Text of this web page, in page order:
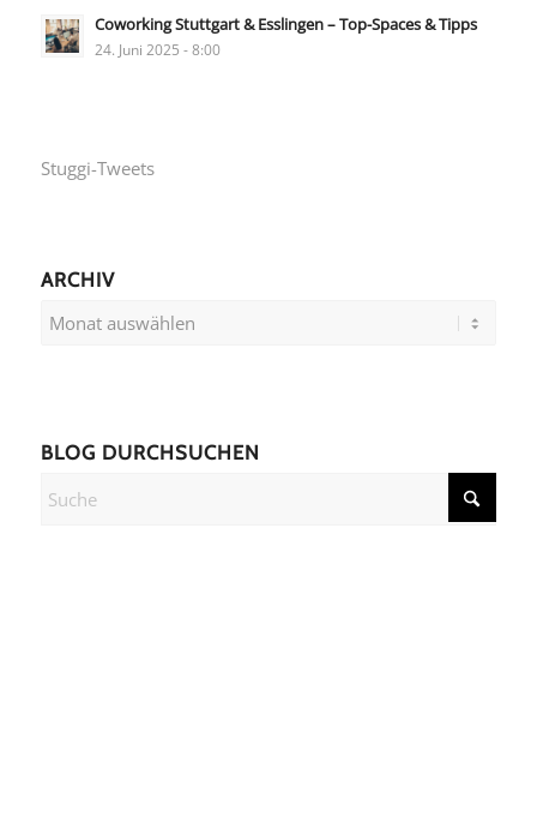
Coworking Stuttgart & Esslingen – Top-Spaces & Tipps
24. Juni 2025 - 8:00
Stuggi-Tweets
ARCHIV
BLOG DURCHSUCHEN